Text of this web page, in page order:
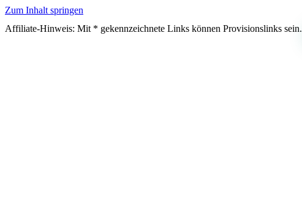
Zum Inhalt springen
Affiliate-Hinweis: Mit * gekennzeichnete Links können Provisionslinks sein.